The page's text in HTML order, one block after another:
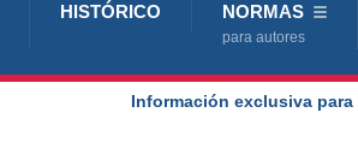
HISTÓRICO NORMAS
para autores
Información exclusiva